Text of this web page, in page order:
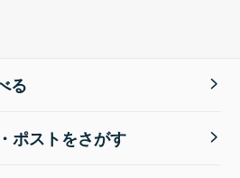
る
ポストをさがす